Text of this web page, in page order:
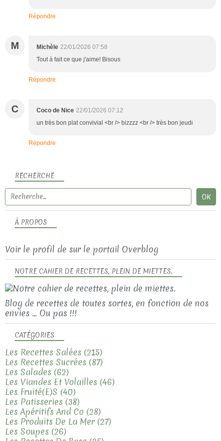
Répondre
M Michèle 22/01/2026 07:58
Tout à fait ce que j'aime! Bisous
Répondre
C Coco de Nice 22/01/2026 07:12
un très bon plat convivial <br /> bizzzz <br /> très bon jeudi
Répondre
RECHERCHE
NOTRE CAHIER DE RECETTES, PLEIN DE MIETTES.
Blog de recettes de toutes sortes, en fonction de nos
envies ... Ou pas !!!
À PROPOS
Voir le profil de sur le portail Overblog
CATÉGORIES
Les Recettes Salées (215)
Les Recettes Sucrées (87)
Les Salades (62)
Les Viandes Et Volailles (46)
Les Fruité(e)s (40)
Les Patisseries (38)
Les Apéritifs And Co (28)
Les Produits De La Mer (27)
Les Soupes (26)